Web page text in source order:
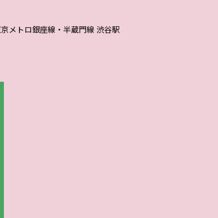
メトロ銀座線・半蔵門線 渋谷駅